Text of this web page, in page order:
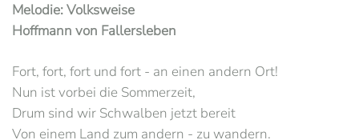
Melodie: Volksweise
Hoffmann von Fallersleben
Fort, fort, fort und fort - an einen andern Ort!
Nun ist vorbei die Sommerzeit,
Drum sind wir Schwalben jetzt bereit
Von einem Land zum andern - zu wandern.